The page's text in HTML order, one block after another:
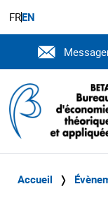
FREN
Accueil ❭